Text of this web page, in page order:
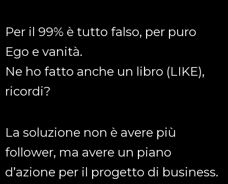
Per il 99% è tutto falso, per puro
Ego e vanità.
Ne ho fatto anche un libro (LIKE),
ricordi?
La soluzione non è avere più
follower, ma avere un piano
d’azione per il progetto di business.